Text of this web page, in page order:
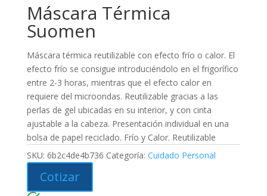
Máscara Térmica
Suomen
Máscara térmica reutilizable con efecto frío o calor. El
efecto frío se consigue introduciéndolo en el frigorífico
entre 2-3 horas, mientras que el efecto calor en
requiere del microondas. Reutilizable gracias a las
perlas de gel ubicadas en su interior, y con cinta
ajustable a la cabeza. Presentación individual en una
bolsa de papel reciclado. Frío y Calor. Reutilizable
SKU: 6b2c4de4b736 Categoría: Cuidado Personal
Cotizar